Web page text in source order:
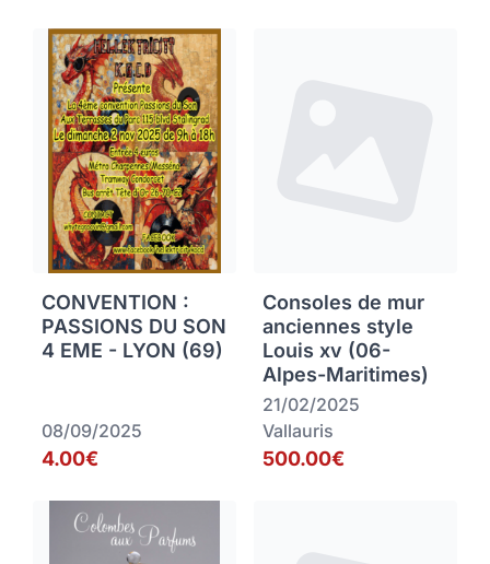
CONVENTION :
PASSIONS DU SON
4 EME - LYON (69)
08/09/2025
4.00€
Consoles de mur
anciennes style
Louis xv (06-
Alpes-Maritimes)
21/02/2025
Vallauris
500.00€